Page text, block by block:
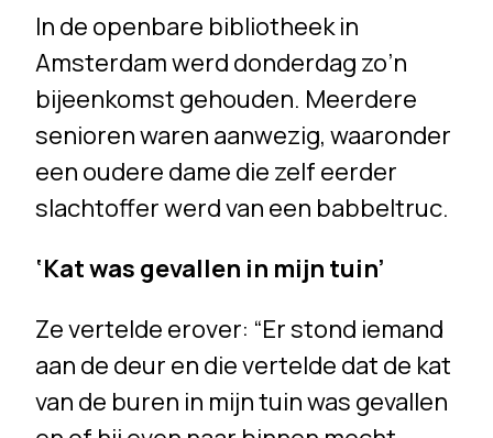
In de openbare bibliotheek in
Amsterdam werd donderdag zo’n
bijeenkomst gehouden. Meerdere
senioren waren aanwezig, waaronder
een oudere dame die zelf eerder
slachtoffer werd van een babbeltruc.
‘Kat was gevallen in mijn tuin’
Ze vertelde erover: “Er stond iemand
aan de deur en die vertelde dat de kat
van de buren in mijn tuin was gevallen